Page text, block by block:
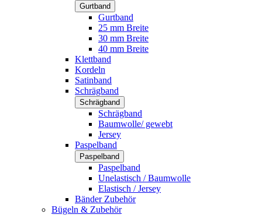
Gurtband
Gurtband
25 mm Breite
30 mm Breite
40 mm Breite
Klettband
Kordeln
Satinband
Schrägband
Schrägband
Schrägband
Baumwolle/ gewebt
Jersey
Paspelband
Paspelband
Paspelband
Unelastisch / Baumwolle
Elastisch / Jersey
Bänder Zubehör
Bügeln & Zubehör